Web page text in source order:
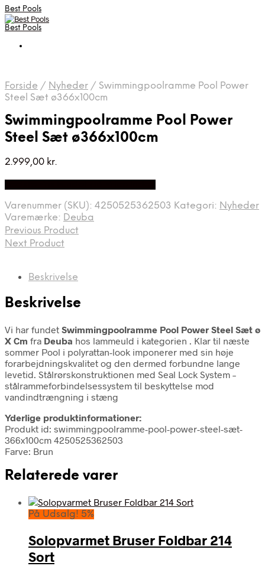
Best Pools
Best Pools
Forside / Nyheder / Swimmingpoolramme Pool Power
Steel Sæt ø366x100cm
Swimmingpoolramme Pool Power
Steel Sæt ø366x100cm
2.999,00 kr.
Varenummer (SKU): 4250525362503 Kategori: Nyheder
Varemærke: Deuba
Previous Product
Next Product
Beskrivelse
Beskrivelse
Vi har fundet Swimmingpoolramme Pool Power Steel Sæt ø
X Cm fra Deuba hos lammeuld i kategorien . Klar til næste
sommer Pool i polyrattan-look imponerer med sin høje
forarbejdningskvalitet og den dermed forbundne lange
levetid. Stålrørskonstruktionen med Seal Lock System –
stålrammeforbindelsessystem til beskyttelse mod
vandindtrængning i stæng
Yderlige produktinformationer:
Produkt id: swimmingpoolramme-pool-power-steel-sæt-
366x100cm 4250525362503
Farve: Brun
Relaterede varer
På Udsalg! 5%
Solopvarmet Bruser Foldbar 214
Sort